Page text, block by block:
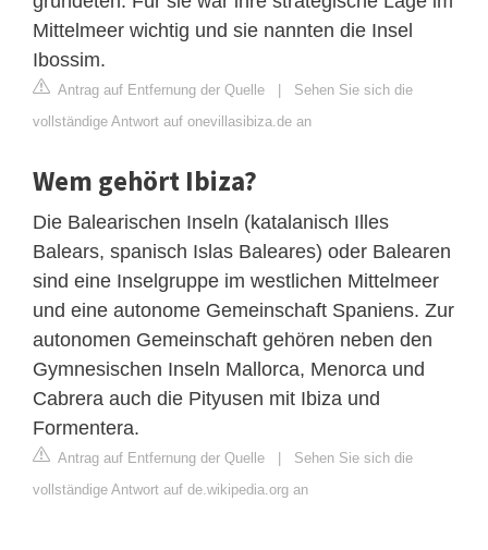
Mittelmeer wichtig und sie nannten die Insel
Ibossim.
Antrag auf Entfernung der Quelle
Sehen Sie sich die
vollständige Antwort auf onevillasibiza.de an
Wem gehört Ibiza?
Die Balearischen Inseln (katalanisch Illes
Balears, spanisch Islas Baleares) oder Balearen
sind eine Inselgruppe im westlichen Mittelmeer
und eine autonome Gemeinschaft Spaniens. Zur
autonomen Gemeinschaft gehören neben den
Gymnesischen Inseln Mallorca, Menorca und
Cabrera auch die Pityusen mit Ibiza und
Formentera.
Antrag auf Entfernung der Quelle
Sehen Sie sich die
vollständige Antwort auf de.wikipedia.org an